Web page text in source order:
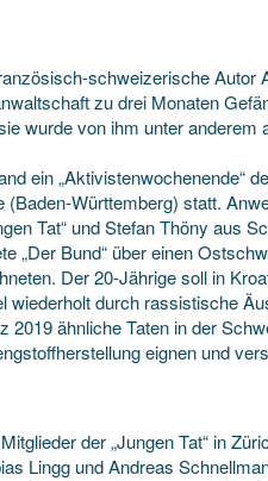
schweizerische Autor
zu drei Monaten
wurde von ihm unter anderem
ein „Aktivistenwochenende“
(Baden-Württemberg) statt.
Tat“ und Stefan Thöny aus
„Der Bund“ über einen
Der 20-Jährige soll in
wiederholt durch rassistische
2019 ähnliche Taten in der
eignen und
der „Jungen Tat“ in
Lingg und Andreas